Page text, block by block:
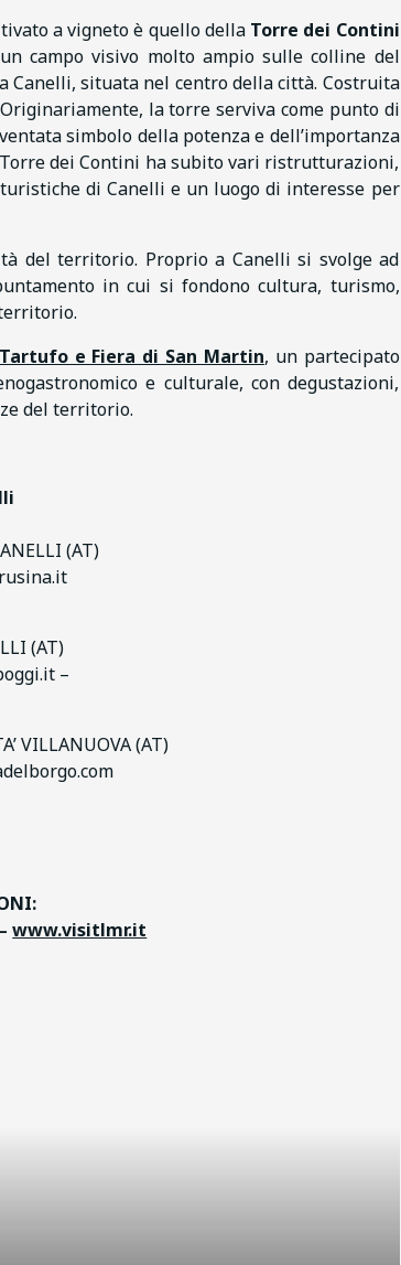
a vigneto è quello della Torre dei Contini
campo visivo molto ampio sulle colline del
Canelli, situata nel centro della città. Costruita
la torre serviva come punto di
simbolo della potenza e dell’importanza
dei Contini ha subito vari ristrutturazioni,
di Canelli e un luogo di interesse per
del territorio. Proprio a Canelli si svolge ad
in cui si fondono cultura, turismo,
e Fiera di San Martin, un partecipato
e culturale, con degustazioni,
del territorio.
(AT)
(AT)
–
VILLANUOVA (AT)
–www.visitlmr.it